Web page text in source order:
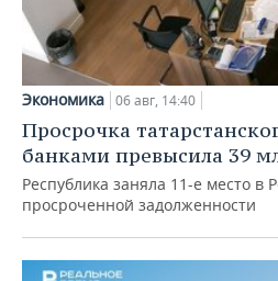
Экономика 06 авг, 14:40
Просрочка
банками превысила 39
Республика заняла 11-е место в
просроченной задолженности